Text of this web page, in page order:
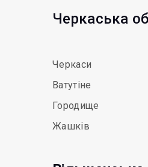
Черкаська
Черкаси
Ватутіне
Городище
Жашків